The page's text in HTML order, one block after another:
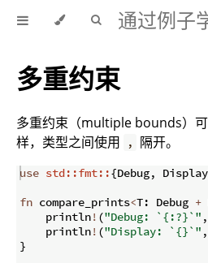
多重约束
多重约束（multiple bounds）
样，类型之间使用
, 隔开。
use std::fmt::{Debug, Display
fn compare_prints<T: Debug +
    println
! ("Debug: `{:?}`" ,
    println
! ("Display: `{}`" ,
}